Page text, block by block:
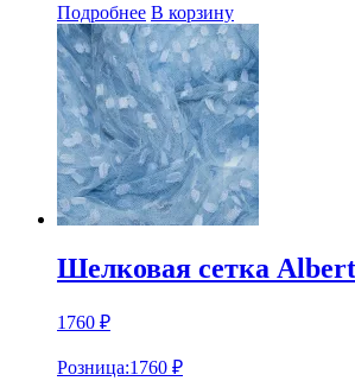
Подробнее В корзину
Шелковая сетка
1760 ₽
Розница:1760 ₽